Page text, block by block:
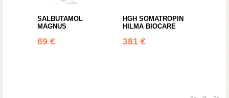
SALBUTAMOL
MAGNUS
69 €
HGH SOMATROPIN
HILMA BIOCARE
381 €